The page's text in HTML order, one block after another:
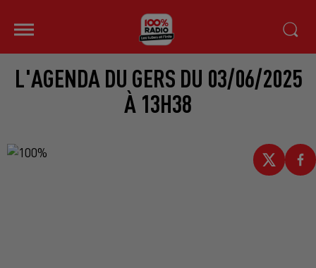
L'AGENDA DU GERS DU 03/06/2025
À 13H38